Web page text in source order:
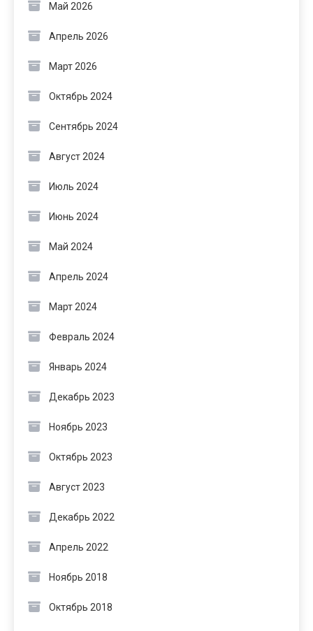
Май 2026
Апрель 2026
Март 2026
Октябрь 2024
Сентябрь 2024
Август 2024
Июль 2024
Июнь 2024
Май 2024
Апрель 2024
Март 2024
Февраль 2024
Январь 2024
Декабрь 2023
Ноябрь 2023
Октябрь 2023
Август 2023
Декабрь 2022
Апрель 2022
Ноябрь 2018
Октябрь 2018